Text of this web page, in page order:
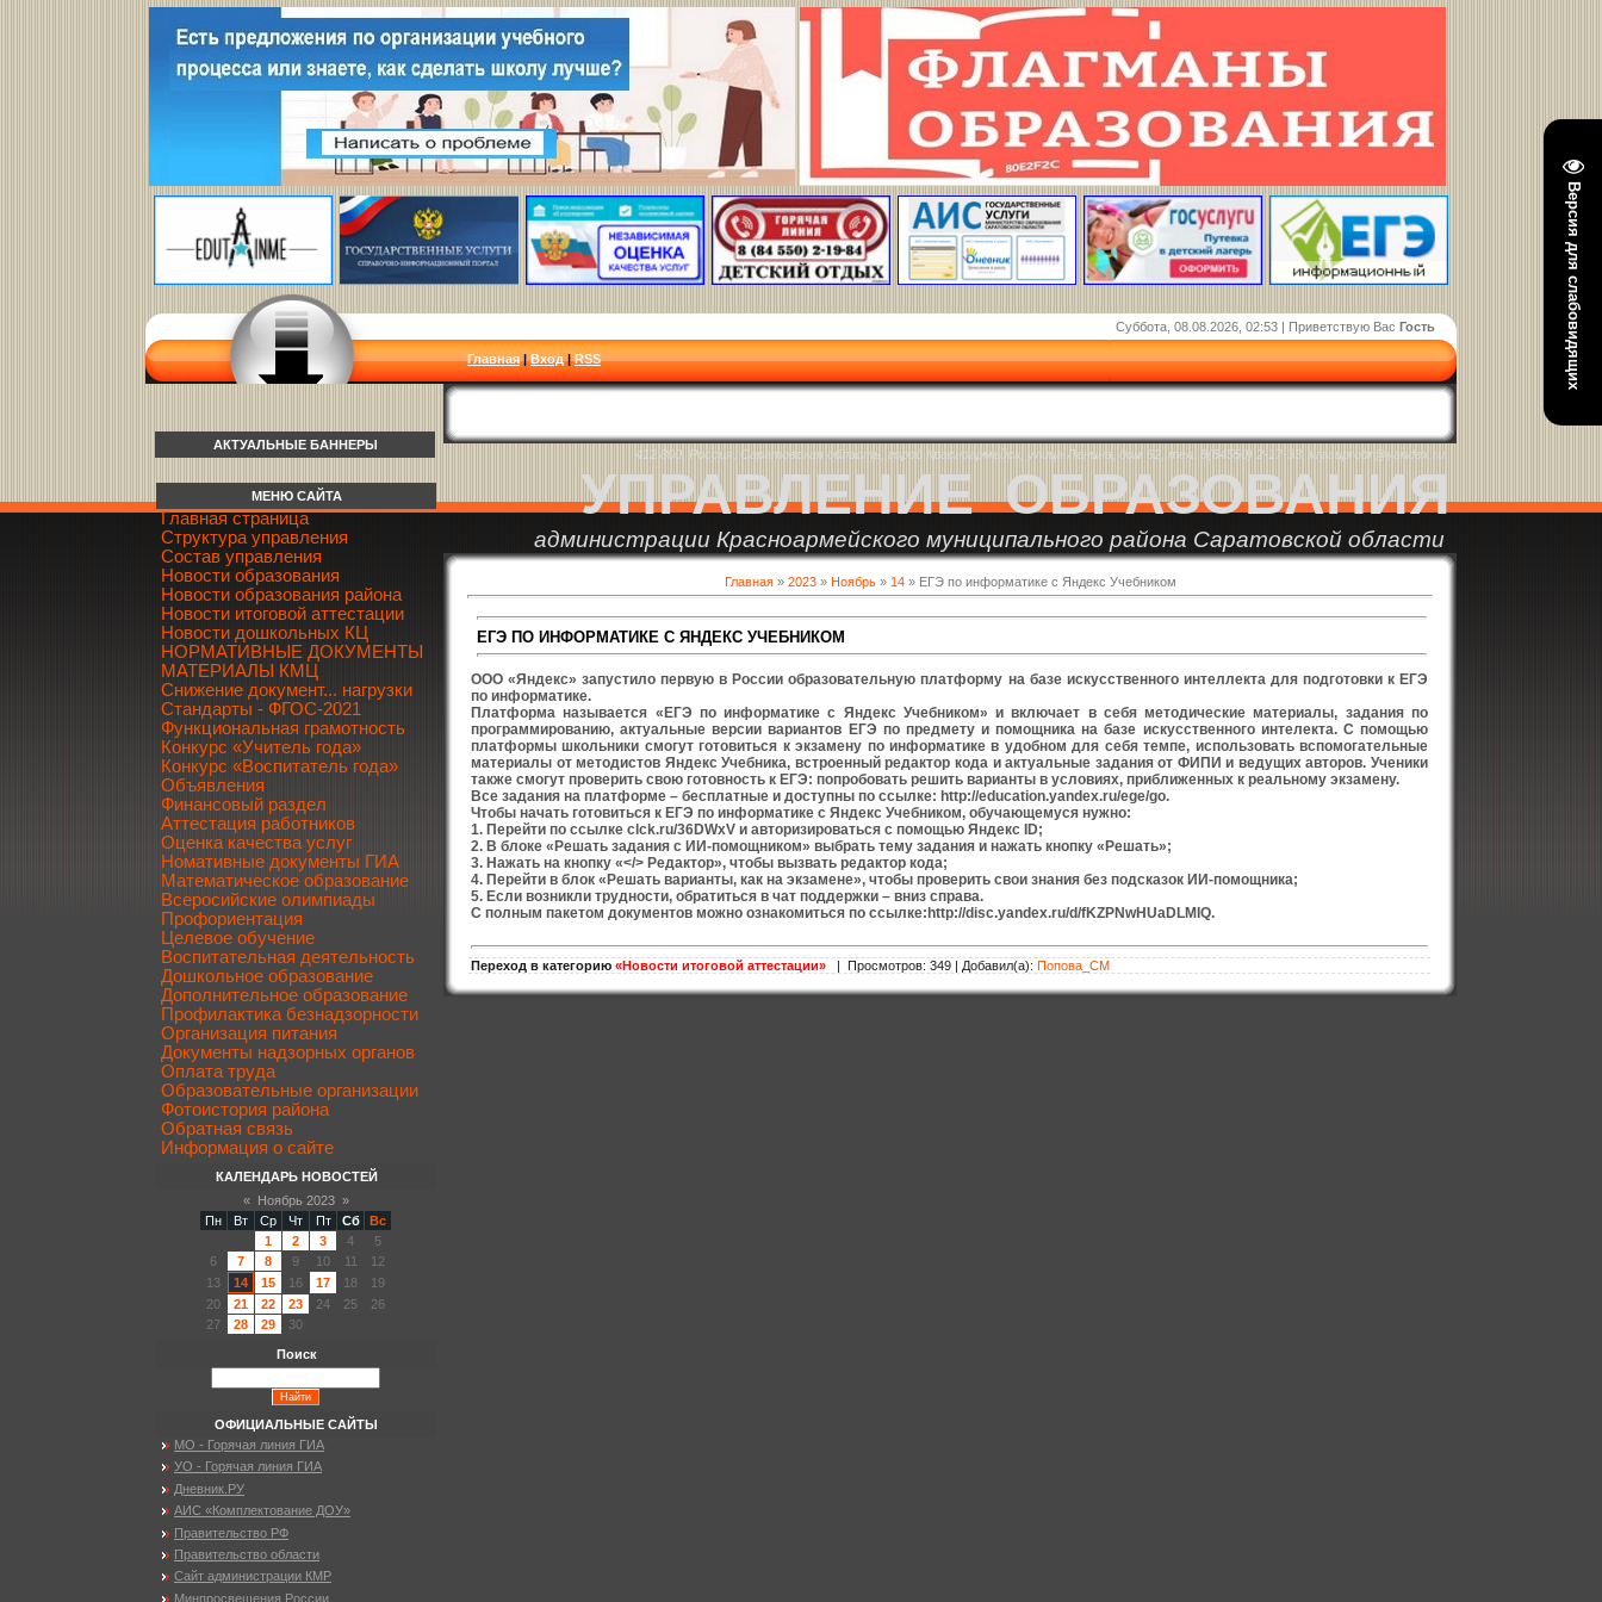
Версия для слабовидящих
Суббота, 08.08.2026, 02:53 | Приветствую Вас Гость
Главная |Вход|RSS
412 800, Россия, Саратовская область, город Красноармейск, улица Ленина, дом 62, тел. 8(84550) 2-17-33, krasuprobr@yandex.ru
УПРАВЛЕНИЕ ОБРАЗОВАНИЯ
администрации Красноармейского муниципального района Саратовской области
АКТУАЛЬНЫЕ БАННЕРЫ
Главная» 2023 » Ноябрь » 14» ЕГЭ по информатике с Яндекс Учебником
ЕГЭ ПО ИНФОРМАТИКЕ С ЯНДЕКС УЧЕБНИКОМ
ООО «Яндекс» запустило первую в России образовательную платформу на базе искусственного интеллекта для подготовки к ЕГЭ
по информатике.
Платформа называется «ЕГЭ по информатике с Яндекс Учебником» и включает в себя методические материалы, задания по
программированию, актуальные версии вариантов ЕГЭ по предмету и помощника на базе искусственного интелекта. С помощью
платформы школьники смогут готовиться к экзамену по информатике в удобном для себя темпе, использовать вспомогательные
материалы от методистов Яндекс Учебника, встроенный редактор кода и актуальные задания от ФИПИ и ведущих авторов. Ученики
также смогут проверить свою готовность к ЕГЭ: попробовать решить варианты в условиях, приближенных к реальному экзамену.
Все задания на платформе – бесплатные и доступны по ссылке: http://education.yandex.ru/ege/go.
Чтобы начать готовиться к ЕГЭ по информатике с Яндекс Учебником, обучающемуся нужно:
1. Перейти по ссылке clck.ru/36DWxV и авторизироваться с помощью Яндекс ID;
2. В блоке «Решать задания с ИИ-помощником» выбрать тему задания и нажать кнопку «Решать»;
3. Нажать на кнопку «</> Редактор», чтобы вызвать редактор кода;
4. Перейти в блок «Решать варианты, как на экзамене», чтобы проверить свои знания без подсказок ИИ-помощника;
5. Если возникли трудности, обратиться в чат поддержки – вниз справа.
С полным пакетом документов можно ознакомиться по ссылке:http://disc.yandex.ru/d/fKZPNwHUaDLMIQ.
Переход в категорию «Новости итоговой аттестации» | Просмотров: 349 | Добавил(а): Попова_СМ
МЕНЮ САЙТА
Главная страница
Структура управления
Состав управления
Новости образования
Новости образования района
Новости итоговой аттестации
Новости дошкольных КЦ
НОРМАТИВНЫЕ ДОКУМЕНТЫ
МАТЕРИАЛЫ КМЦ
Снижение документ... нагрузки
Стандарты - ФГОС-2021
Функциональная грамотность
Конкурс «Учитель года»
Конкурс «Воспитатель года»
Объявления
Финансовый раздел
Аттестация работников
Оценка качества услуг
Номативные документы ГИА
Математическое образование
Всеросийские олимпиады
Профориентация
Целевое обучение
Воспитательная деятельность
Дошкольное образование
Дополнительное образование
Профилактика безнадзорности
Организация питания
Документы надзорных органов
Оплата труда
Образовательные организации
Фотоистория района
Обратная связь
Информация о сайте
КАЛЕНДАРЬ НОВОСТЕЙ
«
Ноябрь 2023 »
Пн
Вт Ср Чт Пт Сб
Вс
1
2 3 4
5
6
7 8 9 10 11
12
13
14 15 16 17 18
19
20
21 22 23 24 25
26
27
28 29 30
Поиск
ОФИЦИАЛЬНЫЕ САЙТЫ
МО - Горячая линия ГИА
УО - Горячая линия ГИА
Дневник.РУ
АИС «Комплектование ДОУ»
Правительство РФ
Правительство области
Сайт администрации КМР
Минпросвещения России